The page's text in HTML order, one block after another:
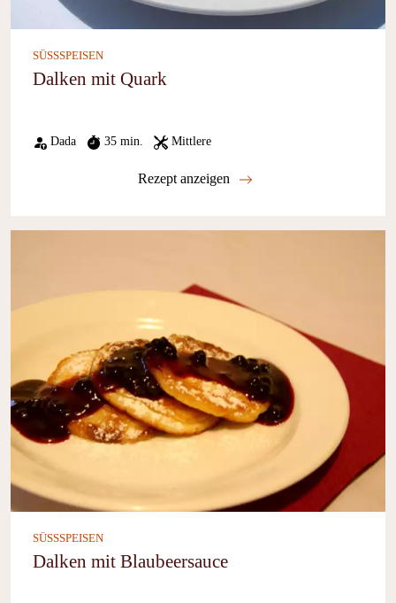
SÜSSSPEISEN
Dalken mit Quark
Dada 35 min. Mittlere
Rezept anzeigen
SÜSSSPEISEN
Dalken mit Blaubeersauce